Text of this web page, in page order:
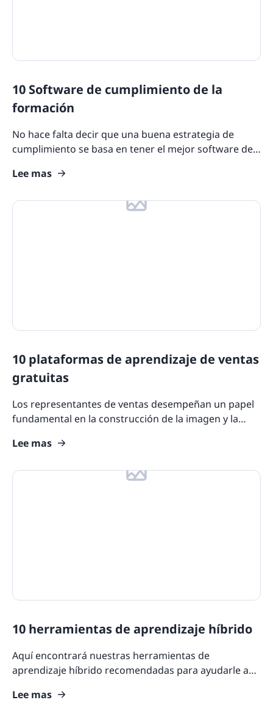
10 Software de cumplimiento de la
formación
No hace falta decir que una buena estrategia de
cumplimiento se basa en tener el mejor software de
herramientas
Lee mas
10 plataformas de aprendizaje de ventas
gratuitas
Los representantes de ventas desempeñan un papel
fundamental en la construcción de la imagen y la
los
Lee mas
10 herramientas de aprendizaje híbrido
Aquí encontrará nuestras herramientas de
aprendizaje híbrido recomendadas para ayudarle a
combinación de
Lee mas